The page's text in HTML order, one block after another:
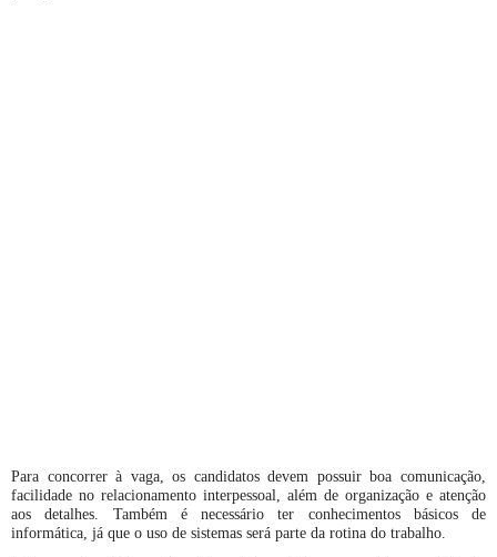
Para concorrer à vaga, os candidatos devem possuir boa comunicação,
facilidade no relacionamento interpessoal, além de organização e atenção
aos detalhes. Também é necessário ter conhecimentos básicos de
informática, já que o uso de sistemas será parte da rotina do trabalho.